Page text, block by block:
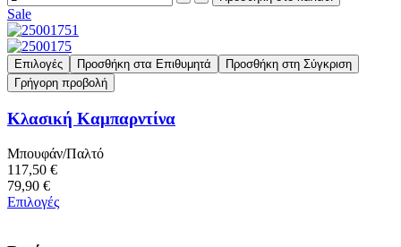
Sale
Επιλογές Προσθήκη στα Επιθυμητά
Προσθήκη στη Σύγκριση
Γρήγορη προβολή
Κλασική Καμπαρντίνα
Μπουφάν/Παλτό
117,50 €
79,90 €
Επιλογές